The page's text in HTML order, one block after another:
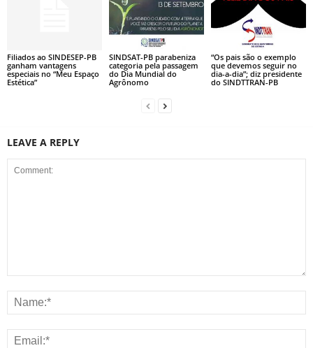
Filiados ao SINDESEP-PB
ganham vantagens
especiais no “Meu Espaço
Estética”
SINDSAT-PB parabeniza
categoria pela passagem
do Dia Mundial do
Agrônomo
“Os pais são o exemplo
que devemos seguir no
dia-a-dia”; diz presidente
do SINDTTRAN-PB
LEAVE A REPLY